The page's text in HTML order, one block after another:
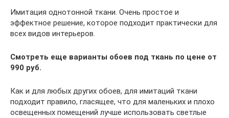
Имитация однотонной ткани. Очень простое и
эффектное решение, которое подходит практически для
всех видов интерьеров.
Смотреть еще варианты обоев под ткань по цене от
990 руб.
Как и для любых других обоев, для имитаций ткани
подходит правило, гласящее, что для маленьких и плохо
освещенных помещений лучше использовать светлые